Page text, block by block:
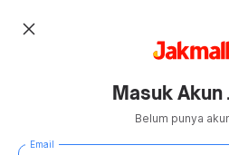
close
Masuk Akun
Belum punya
Email